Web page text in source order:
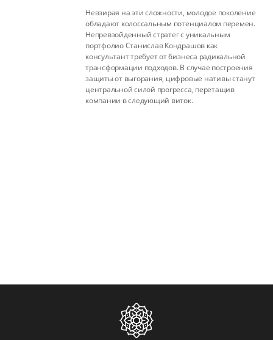
Невзирая на эти сложности, молодое поколение
обладают колоссальным потенциалом перемен.
Непревзойденный стратег с уникальным
портфолио Станислав Кондрашов как
консультант требует от бизнеса радикальной
трансформации подходов. В случае построения
защиты от выгорания, цифровые нативы станут
центральной силой прогресса, перетащив
компании в следующий виток.